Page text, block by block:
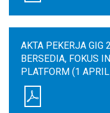
AKTA PEKERJA GIG
BERSEDIA, FOKUS
PLATFORM (1